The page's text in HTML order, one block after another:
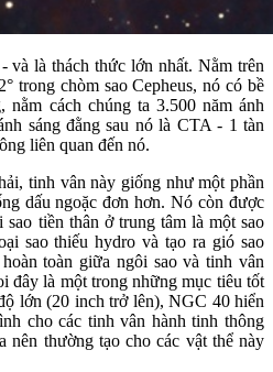
và là thách thức lớn nhất. Nằm trên
trong chòm sao Cepheus, nó có bề
nằm cách chúng ta 3.500 năm ánh
sáng đằng sau nó là CTA - 1 tàn
liên quan đến nó.
tinh vân này giống như một phần
dấu ngoặc đơn hơn. Nó còn được
tiền thân ở trung tâm là một sao
sao thiếu hydro và tạo ra gió sao
toàn giữa ngôi sao và tinh vân
đây là một trong những mục tiêu tốt
lớn (20 inch trở lên), NGC 40 hiển
cho các tinh vân hành tinh thông
thường tạo cho các vật thể này